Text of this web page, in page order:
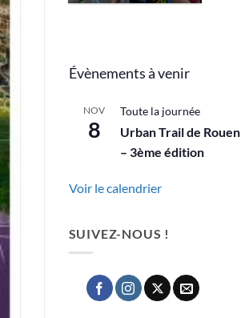
Évènements à venir
NOV
8
Toute la journée
Urban Trail de Rouen
– 3ème édition
Voir le calendrier
SUIVEZ-NOUS !